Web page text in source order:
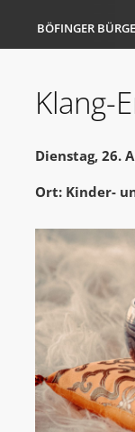
BÖFINGER
Klang-
Dienstag, 26.
Ort: Kinder-